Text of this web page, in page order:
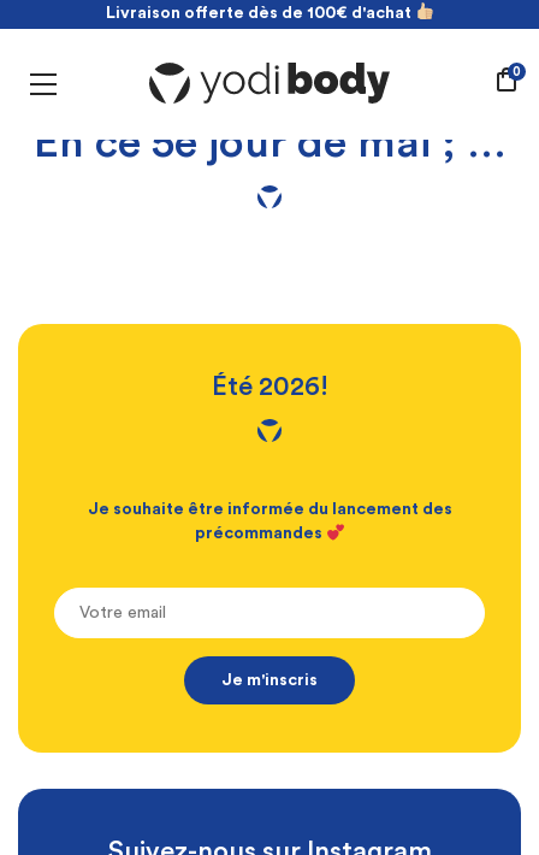
Livraison offerte dès de 100€ d'achat
Livraison offerte dès de 100€ d'achat
0
En ce 5e jour de mai ; …
Été 2026!
Je souhaite être informée du lancement des
précommandes